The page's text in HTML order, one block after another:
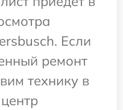
Если
ремонт
технику в